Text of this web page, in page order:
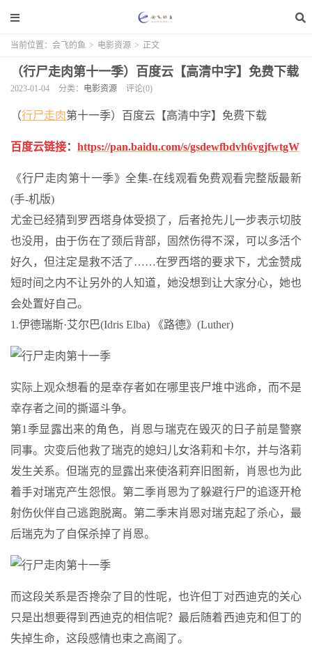
当前位置： 会飞的鱼 > 电影资源 > 正文
（行尸走肉第十一季）百度云【高清中字】免费下载
2023-01-04 分类： 电影资源 评论(0)
（行尸走肉第十一季）百度云【高清中字】免费下载
百度云链接： https://pan.baidu.com/s/gsdewfbdvh6vgjfwtgW
《行尸走肉第十一季》全集-在线观看免费观看完整版最新
(手-机版)
尤金已经猜到罗西塔身体受损了，后者抢先儿一步表示切肢
也没用，由于伤在了颈后背部，固然伤得不深，可以多活个
好久，但注定是救不活了……在罗西塔的要求下，尤金赞成
短时间之内不让另外的人知道，她没想到让大家分心，她也
会处置好自己。
1.伊德瑞斯·艾尔巴(Idris Elba) 《路德》(Luther)
实际上观众想看的是幸存者如在哪里丧尸堆中逃命，而不是
幸存者之间的撕逼斗争。
第1季显露出来的角色，肖恩与瑞克在毁灭的日子前是警察
同事。灾变后他救了瑞克的媳妇儿女洛莉和卡尔，并与洛莉
发生关系。但瑞克的显露出来使洛莉弃旧图新，肖恩也为此
着手对瑞克产生怨恨。第二季肖恩为了躲避行尸的追逐开枪
射伤伙伴自己逃跑脱离。第二季末肖恩对瑞克起了杀心，最
后瑞克为了自保杀掉了肖恩。
而这段关系是否搀杂了目的性呢，也许但丁对西迪克的关心
只是出想要得到西迪克的相信呢？最后随着西迪克和但丁的
失掉生命，这段感情也束之高阁了。